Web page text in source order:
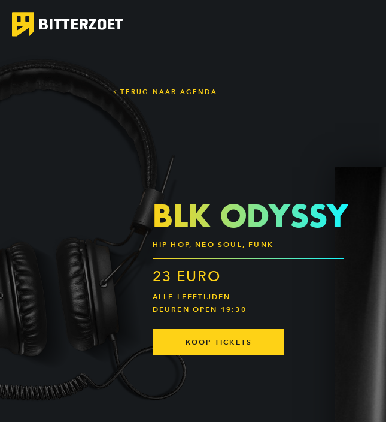
TERUG NAAR AGENDA
BLK ODYSSY
HIP HOP, NEO SOUL, FUNK
23 EURO
ALLE LEEFTIJDEN
DEUREN OPEN 19:30
KOOP TICKETS